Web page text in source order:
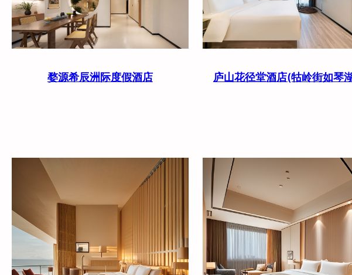
婺源希辰洲际度假酒店 庐山花径堂酒店(牯岭街如琴